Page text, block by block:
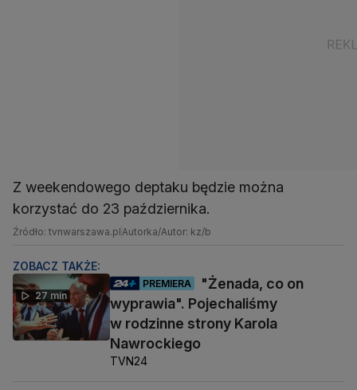
Z weekendowego deptaku będzie można
korzystać do 23 października.
Źródło: tvnwarszawa.plAutorka/Autor: kz/b
ZOBACZ TAKŻE:
27 min
PREMIERA
"Żenada, co on
wyprawia". Pojechaliśmy
w rodzinne strony Karola
Nawrockiego
TVN24